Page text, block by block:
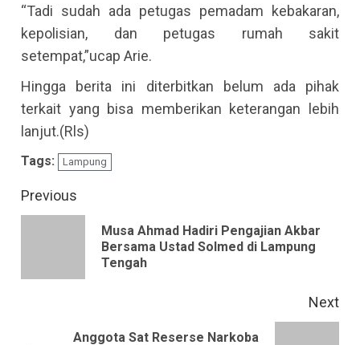
“Tadi sudah ada petugas pemadam kebakaran,
kepolisian, dan petugas rumah sakit
setempat,”ucap Arie.
Hingga berita ini diterbitkan belum ada pihak
terkait yang bisa memberikan keterangan lebih
lanjut.(Rls)
Tags: Lampung
Continue
Previous
Musa Ahmad Hadiri Pengajian Akbar
Bersama Ustad Solmed di Lampung
Tengah
Next
Anggota Sat Reserse Narkoba